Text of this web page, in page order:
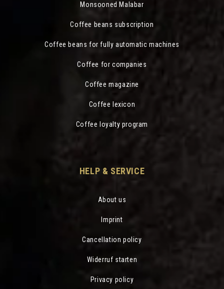
Monsooned Malabar
Coffee beans subscription
Coffee beans for fully automatic machines
Coffee for companies
Coffee magazine
Coffee lexicon
Coffee loyalty program
HELP & SERVICE
About us
Imprint
Cancellation policy
Widerruf starten
Privacy policy